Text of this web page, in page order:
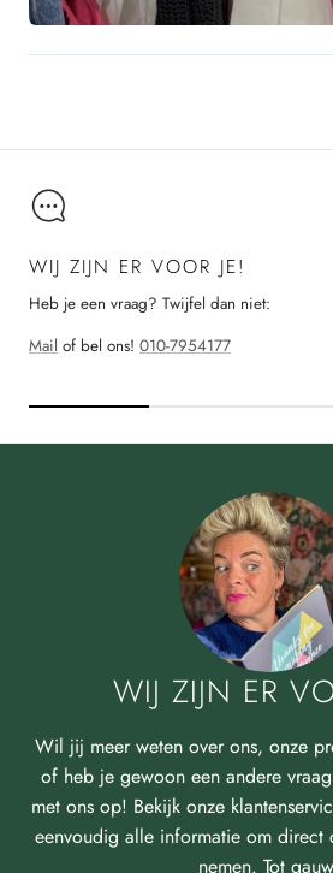
WIJ ZIJN ER VOOR JE!
Heb je een vraag? Twijfel dan niet:
Mail of bel ons! 010-7954177
WIJ ZIJN ER
Wil jij meer weten over ons, onze
of heb je gewoon een andere
met ons op! Bekijk onze
eenvoudig alle informatie om direct
nemen. Tot